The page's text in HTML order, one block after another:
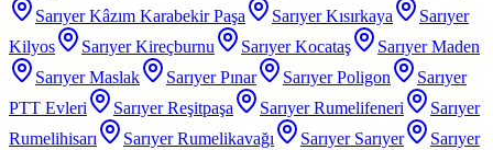
Sarıyer Kâzım Karabekir Paşa
Sarıyer Kısırkaya
Sarıyer
Kilyos
Sarıyer Kireçburnu Sarıyer Kocataş
Sarıyer Maden
Sarıyer Maslak
Sarıyer Pınar Sarıyer Poligon
Sarıyer
PTT Evleri
Sarıyer Reşitpaşa Sarıyer Rumelifeneri
Sarıyer
Rumelihisarı
Sarıyer Rumelikavağı Sarıyer Sarıyer
Sarıyer